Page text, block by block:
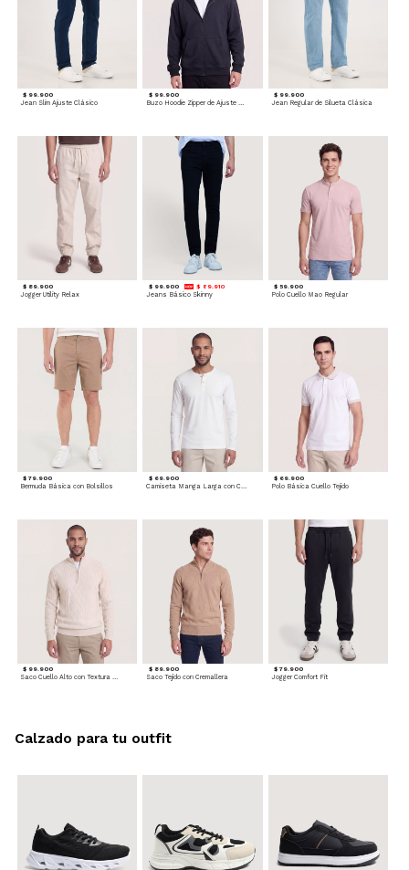
$ 99.900
Jean Slim Ajuste Clásico
$ 99.900
Buzo Hoodie Zipper de Ajuste Cómodo
$ 99.900
Jean Regular de Silueta Clásica
$ 89.900
Jogger Utility Relax
$ 99.900 $ 89.910
Jeans Básico Skinny
$ 59.900
Polo Cuello Mao Regular
$ 79.900
Bermuda Básica con Bolsillos
$ 69.900 $ 69.900
Polo Básica Cuello Tejido
$ 99.900
Saco Cuello Alto con Textura Trenzada
$ 89.900
Saco Tejido con Cremallera
$ 79.900
Jogger Comfort Fit
Calzado para tu outfit